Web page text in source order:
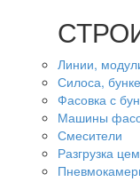
Линии,
Силоса,
Фасовка с
Машины
Смесители
Разгрузка